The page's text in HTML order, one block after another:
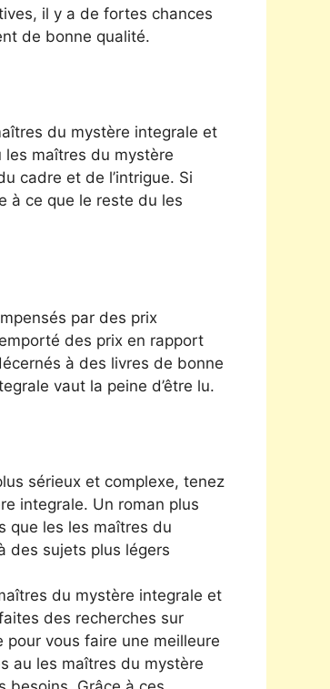
il y a de fortes chances
de bonne qualité.
du mystère integrale et
maîtres du mystère
cadre et de l’intrigue. Si
à ce que le reste du les
par des prix
des prix en rapport
à des livres de bonne
vaut la peine d’être lu.
sérieux et complexe, tenez
integrale. Un roman plus
que les les maîtres du
des sujets plus légers
du mystère integrale et
des recherches sur
pour vous faire une meilleure
au les maîtres du mystère